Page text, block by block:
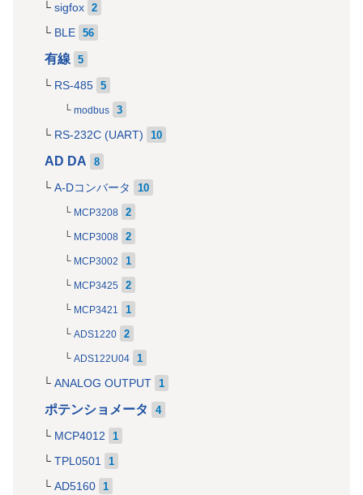
sigfox 2
BLE 56
有線 5
RS-485 5
modbus 3
RS-232C (UART) 10
AD DA 8
A-Dコンバータ 10
MCP3208 2
MCP3008 2
MCP3002 1
MCP3425 2
MCP3421 1
ADS1220 2
ADS122U04 1
ANALOG OUTPUT 1
ポテンショメータ 4
MCP4012 1
TPL0501 1
AD5160 1